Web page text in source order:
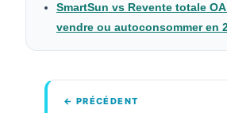
SmartSun vs Revente totale
vendre ou autoconsommer en
← PRÉCÉDENT